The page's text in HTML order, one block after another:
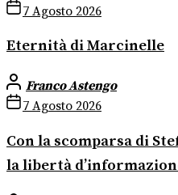
7 Agosto 2026
Eternità di Marcinelle
Franco Astengo
7 Agosto 2026
Con la scomparsa di
la libertà